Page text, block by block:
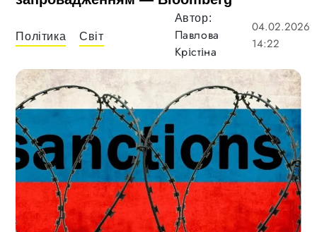
Політика Світ
Автор:
Павлова
Крістіна
04.02.2026
14:22